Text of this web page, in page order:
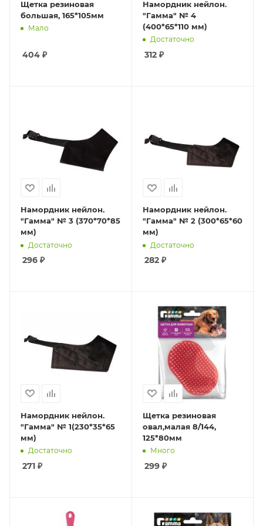
Щетка резиновая
большая, 165*105мм
Мало
404 ₽
Намордник нейлон.
"Гамма" № 4
(400*65*110 мм)
Достаточно
312₽
Намордник нейлон.
"Гамма" № 3 (370*70*85
мм)
Достаточно
296 ₽
Намордник нейлон.
"Гамма" № 2 (300*65*60
мм)
Достаточно
282₽
Намордник нейлон.
"Гамма" № 1(230*35*65
мм)
Достаточно
271 ₽
Щетка резиновая
овал,малая 8/144,
125*80мм
Много
299₽